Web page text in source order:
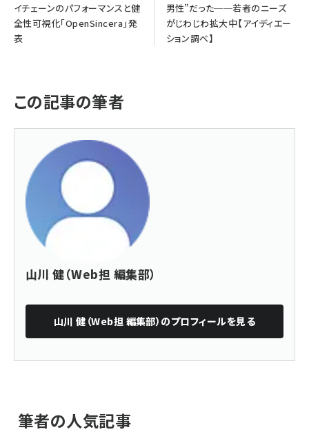
イチェーンのパフォーマンスと健
全性可視化「OpenSincera」発
表
男性”だった──若者のニーズ
がじわじわ拡大中【アイディエー
ション調べ】
この記事の筆者
山川 健（Web担 編集部）
山川 健（Web担 編集部） のプロフィールを見る
筆者の人気記事